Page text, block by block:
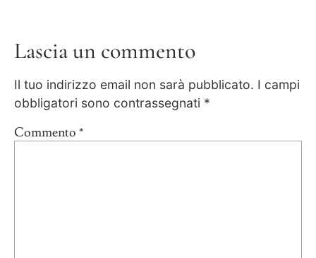
Lascia un commento
Il tuo indirizzo email non sarà pubblicato. I campi
obbligatori sono contrassegnati *
Commento *